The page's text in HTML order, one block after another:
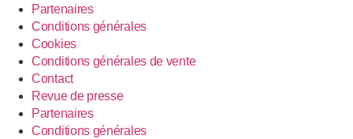
Partenaires
Conditions générales
Cookies
Conditions générales de vente
Contact
Revue de presse
Partenaires
Conditions générales